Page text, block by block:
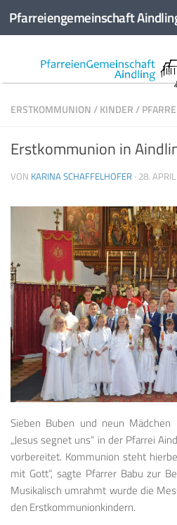
Zum Inhalt springen
Pfarreiengemeinschaft
ERSTKOMMUNION/KINDER/
Erstkommunion in
VON KARINA SCHAFFELHOFER · 28.
Sieben Buben und neun
„Jesus segnet uns“ in der Pfarrei
vorbereitet. Kommunion steht
mit Gott“, sagte Pfarrer Babu zur
Musikalisch umrahmt wurde die
den Erstkommunionkindern.